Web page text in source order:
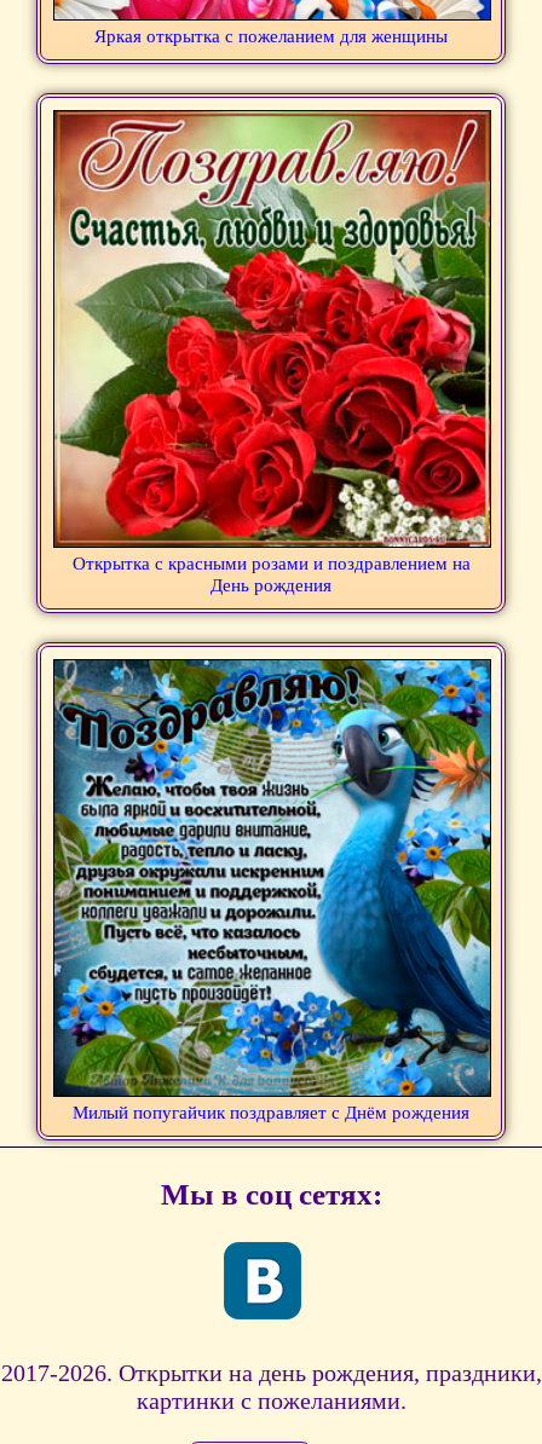
Яркая открытка с пожеланием для женщины
Открытка с красными розами и поздравлением на
День рождения
Милый попугайчик поздравляет с Днём рождения
Мы в соц сетях:
2017-2026. Открытки на день рождения, праздники,
картинки с пожеланиями.